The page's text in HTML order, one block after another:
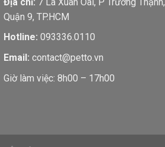
Quận 9, TP.HCM
Hotline: 093336.0110
Email: contact@petto.vn
Giờ làm việc: 8h00 – 17h00